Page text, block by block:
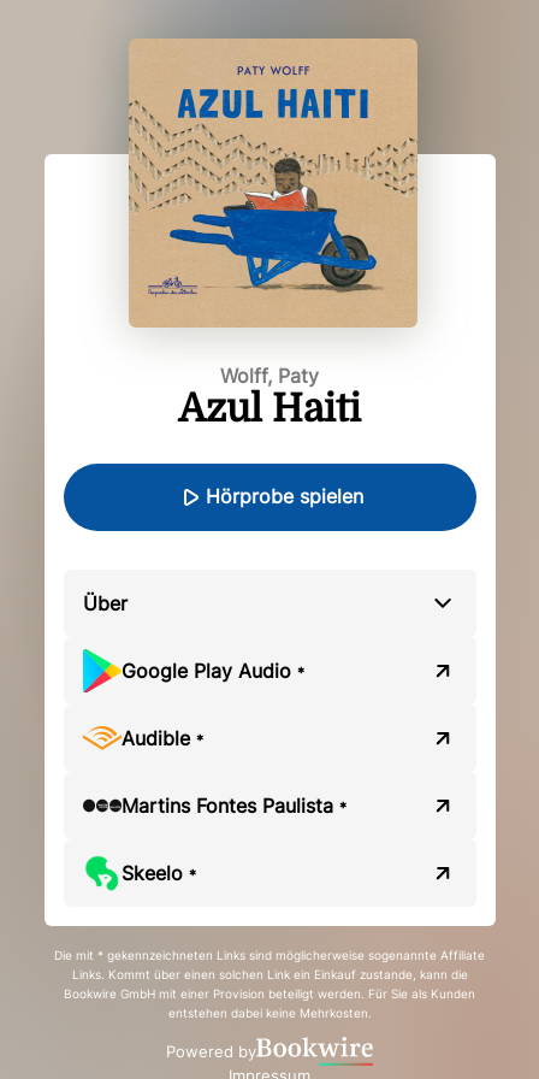
Wolff, Paty
Azul Haiti
Hörprobe spielen
Über
Google Play Audio *
Audible *
Martins Fontes Paulista *
Skeelo *
Die mit * gekennzeichneten Links sind möglicherweise sogenannte Affiliate
Links. Kommt über einen solchen Link ein Einkauf zustande, kann die
Bookwire GmbH mit einer Provision beteiligt werden. Für Sie als Kunden
entstehen dabei keine Mehrkosten.
Powered by